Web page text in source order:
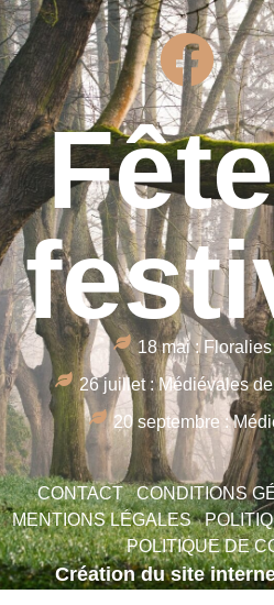
18 mai :
26 juillet : Médiévales
20 septembre :
CONTACT
CONDITIONS
MENTIONS LÉGALES
POLITIQUE DE
Création du site